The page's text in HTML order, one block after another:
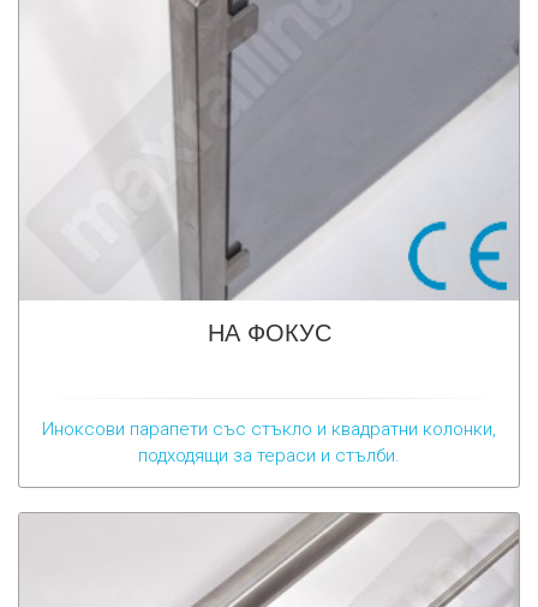
НА ФОКУС
Иноксови парапети със стъкло и квадратни колонки,
подходящи за тераси и стълби.